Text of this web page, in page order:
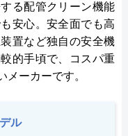
る配管クリーン機能
安心。安全面でも高
置など独自の安全機
的手頃で、コスパ重
ーカーです。
ル